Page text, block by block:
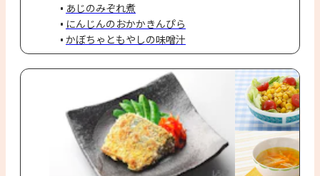
あじのみぞれ煮
にんじんのおかかきんぴら
かぼちゃともやしの味噌汁